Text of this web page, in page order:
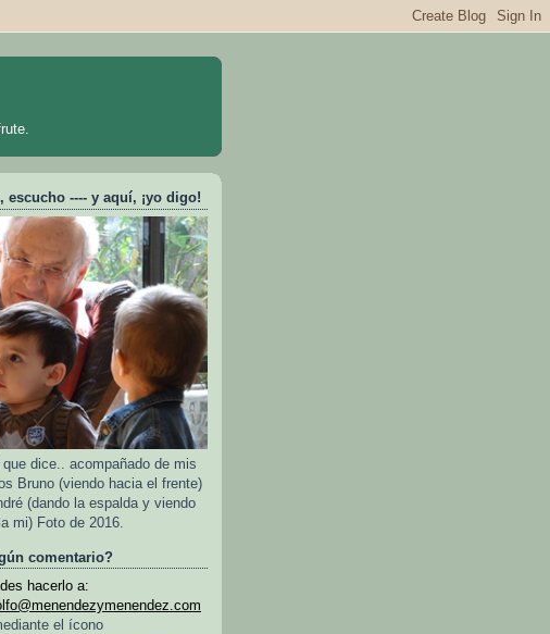
escucho ---- y aquí, ¡yo digo!
que dice.. acompañado de mis
Bruno (viendo hacia el frente)
(dando la espalda y viendo
mi) Foto de 2016.
comentario?
hacerlo a:
el ícono